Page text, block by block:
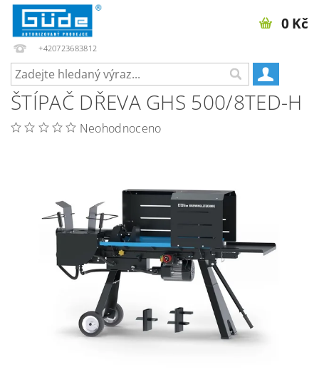
+420723683812
0 Kč
ŠTÍPAČ DŘEVA GHS 500/8TED-H
Neohodnoceno